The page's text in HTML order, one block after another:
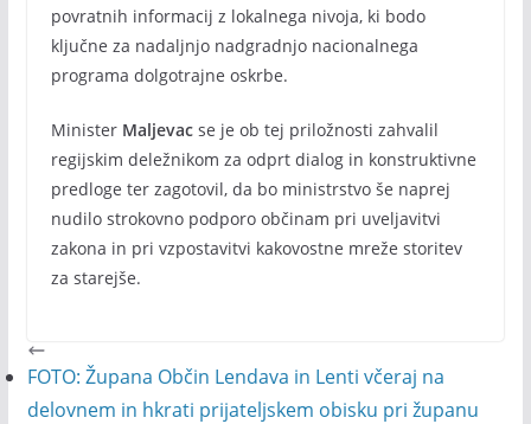
povratnih informacij z lokalnega nivoja, ki bodo
ključne za nadaljnjo nadgradnjo nacionalnega
programa dolgotrajne oskrbe.
Minister Maljevacse je ob tej priložnosti zahvalil
regijskim deležnikom za odprt dialog in konstruktivne
predloge ter zagotovil, da bo ministrstvo še naprej
nudilo strokovno podporo občinam pri uveljavitvi
zakona in pri vzpostavitvi kakovostne mreže storitev
za starejše.
FOTO: Župana Občin Lendava in Lenti včeraj na
delovnem in hkrati prijateljskem obisku pri županu